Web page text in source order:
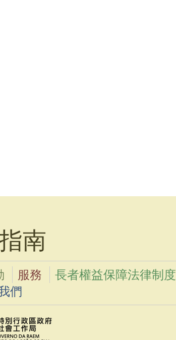
南
服務 長者權益保障法律制度
們